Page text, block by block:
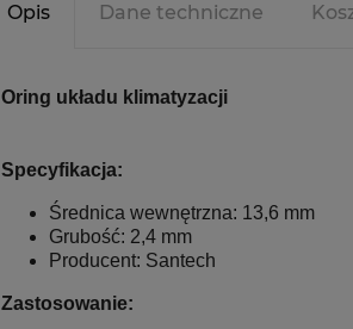
Opis Dane techniczne
Oring układu klimatyzacji
Specyfikacja:
Średnica wewnętrzna: 13,6 mm
Grubość: 2,4 mm
Producent: Santech
Zastosowanie: